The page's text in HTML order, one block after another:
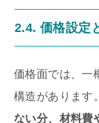
2.4. 価格設定
価格面では、一
構造があります
ない分、材料費